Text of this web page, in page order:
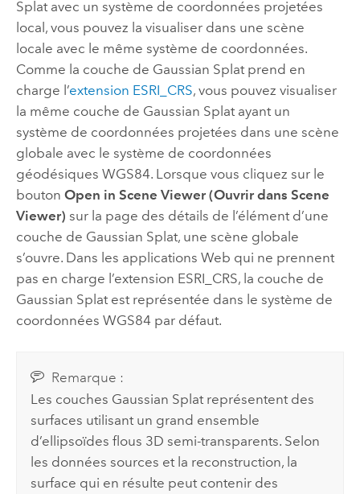
Splat avec un système de coordonnées projetées
local, vous pouvez la visualiser dans une scène
locale avec le même système de coordonnées.
Comme la couche de Gaussian Splat prend en
charge l’extension ESRI_CRS, vous pouvez visualiser
la même couche de Gaussian Splat ayant un
système de coordonnées projetées dans une scène
globale avec le système de coordonnées
géodésiques WGS84. Lorsque vous cliquez sur le
bouton Open in Scene Viewer (Ouvrir dans Scene
Viewer) sur la page des détails de l’élément d’une
couche de Gaussian Splat, une scène globale
s’ouvre. Dans les applications Web qui ne prennent
pas en charge l’extension ESRI_CRS, la couche de
Gaussian Splat est représentée dans le système de
coordonnées WGS84 par défaut.
Remarque :
Les couches Gaussian Splat représentent des
surfaces utilisant un grand ensemble
d’ellipsoïdes flous 3D semi-transparents. Selon
les données sources et la reconstruction, la
surface qui en résulte peut contenir des